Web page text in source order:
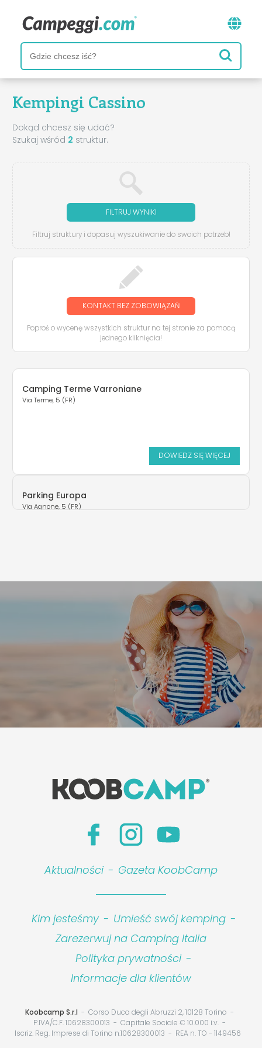
Kempingi Cassino
Dokąd chcesz się udać?
Szukaj wśród 2 struktur.
FILTRUJ WYNIKI
Filtruj struktury i dopasuj wyszukiwanie do swoich potrzeb!
KONTAKT BEZ ZOBOWIĄZAŃ
Poproś o wycenę wszystkich struktur na tej stronie za pomocą
jednego kliknięcia!
Camping Terme Varroniane
Via Terme, 5 (FR)
DOWIEDZ SIĘ WIĘCEJ
Parking Europa
Via Agnone, 5 (FR)
Aktualności - Gazeta KoobCamp
Kim jesteśmy - Umieść swój kemping -
Zarezerwuj na Camping Italia
Polityka prywatności -
Informacje dla klientów
Koobcamp S.r.l
Corso Duca degli Abruzzi 2, 10128 Torino
P.IVA/C.F. 10628300013
Capitale Sociale € 10.000 i.v.
Iscriz. Reg. Imprese di Torino n.10628300013
REA n. TO - 1149456